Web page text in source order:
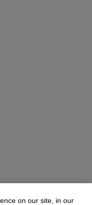
on our site, in our